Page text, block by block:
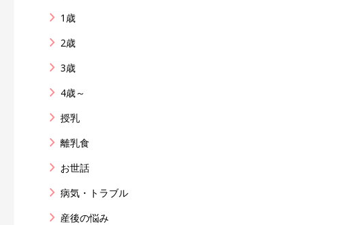
1歳
2歳
3歳
4歳～
授乳
離乳食
お世話
病気・トラブル
産後の悩み